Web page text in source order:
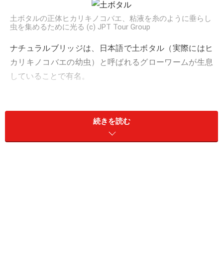
土ボタルの正体ヒカリキノコバエ、粘液を糸のように垂らし
虫を集めるために光る (c) JPT Tour Group
ナチュラルブリッジは、日本語で土ボタル（実際にはヒ
カリキノコバエの幼虫）と呼ばれるグローワームが生息
していることで有名。
し、虫を絡めて捕獲しているから。その粘液が光ってい
るので、ナチュラルブリッジの下は全く電気がない状態
続きを読む